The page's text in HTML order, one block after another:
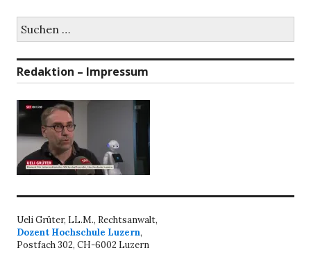
nach:
Redaktion – Impressum
Ueli Grüter, LL.M., Rechtsanwalt,
Dozent Hochschule Luzern,
Postfach 302, CH-6002 Luzern